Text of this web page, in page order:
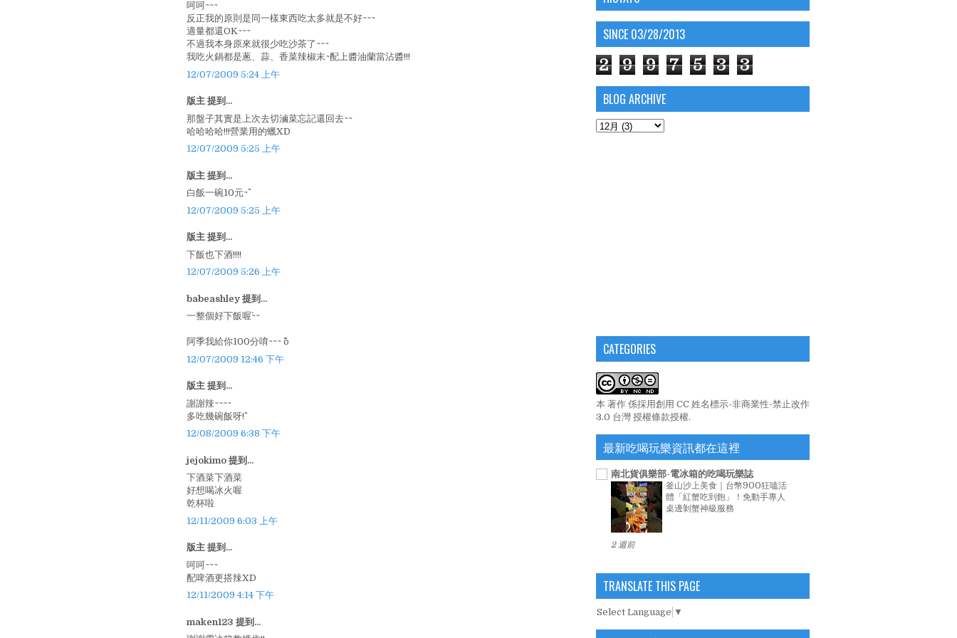
呵呵~~~
反正我的原則是同一樣東西吃太多就是不好~~~
適量都還OK~~~
不過我本身原來就很少吃沙茶了~~~
我吃火鍋都是蔥、蒜、香菜辣椒末~配上醬油蘭當沾醬!!!
12/07/2009 5:24 上午
版主 提到...
那盤子其實是上次去切滷菜忘記還回去~~
哈哈哈哈!!!營業用的蠟XD
12/07/2009 5:25 上午
版主 提到...
白飯一碗10元~^^
12/07/2009 5:25 上午
版主 提到...
下飯也下酒!!!!
12/07/2009 5:26 上午
babeashley 提到...
一整個好下飯喔`~~
阿季我給你100分唷~~~ ^o^
12/07/2009 12:46 下午
版主 提到...
謝謝辣~~~~
多吃幾碗飯呀!^^
12/08/2009 6:38 下午
jejokimo 提到...
下酒菜下酒菜
好想喝冰火喔
乾杯啦
12/11/2009 6:03 上午
版主 提到...
呵呵~~~
配啤酒更搭辣XD
12/11/2009 4:14 下午
maken123 提到...
SINCE 03/28/2013
2 9 9 7 5 3 3
BLOG ARCHIVE
CATEGORIES
本 著作 係採用創用 CC 姓名標示-非商業性-禁止改作
3.0 台灣 授權條款授權.
最新吃喝玩樂資訊都在這裡
南北貨俱樂部-電冰箱的吃喝玩樂誌
釜山沙上美食｜台幣900狂嗑活
體「紅蟹吃到飽」！免動手專人
桌邊剝蟹神級服務
2 週前
TRANSLATE THIS PAGE
Select Language ▼